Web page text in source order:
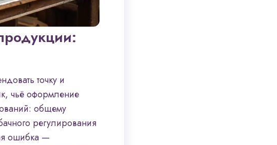
точку и
чьё оформление
общему
регулирования
ошибка —